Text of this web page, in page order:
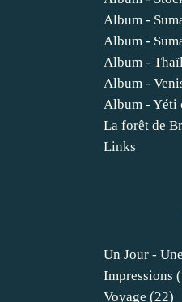
Un Jour -
Impressions
Voyage (22)
Album -
Album -
Album -
Album -
Album - Yéti
La forêt de
Links